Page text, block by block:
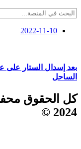
2022-11-10
بعد إسدال الستار على
الساحل
كل الحقوق
2024 ©